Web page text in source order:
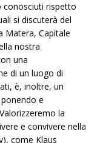
conosciuti rispetto
si discuterà del
Matera, Capitale
nostra
una
di un luogo di
è, inoltre, un
e
la
e convivere nella
come Klaus